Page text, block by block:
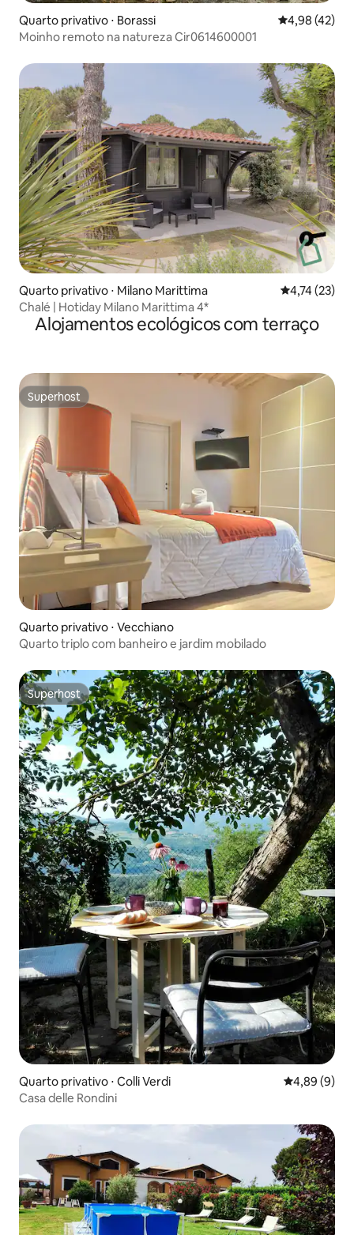
Quarto privativo ⋅ Borassi 4,98 de uma
4,98 (42)
Moinho remoto na natureza Cir0614600001
Quarto privativo ⋅ Milano Marittima 4,74 de uma
4,74 (23)
Chalé | Hotiday Milano Marittima 4*
Alojamentos ecológicos com terraço
Superhost
Superhost
Quarto privativo ⋅ Vecchiano
Quarto triplo com banheiro e jardim mobilado
Superhost
Superhost
Quarto privativo ⋅ Colli Verdi 4,89 de uma
4,89 (9)
Casa delle Rondini